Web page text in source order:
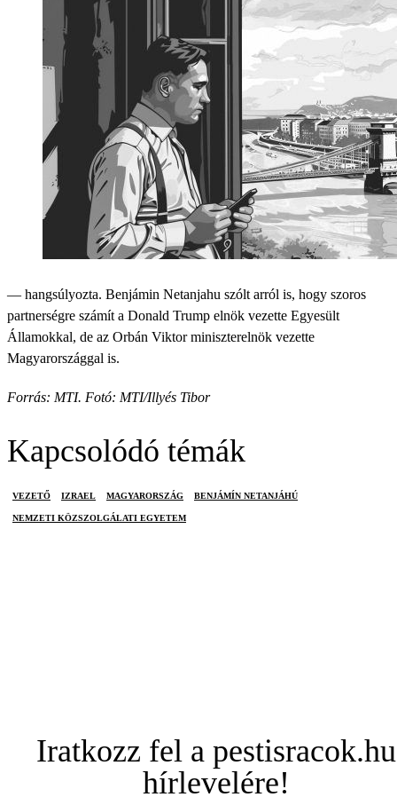
— hangsúlyozta. Benjámin Netanjahu szólt arról is, hogy szoros
partnerségre számít a Donald Trump elnök vezette Egyesült
Államokkal, de az Orbán Viktor miniszterelnök vezette
Magyarországgal is.
Forrás: MTI. Fotó: MTI/Illyés Tibor
Kapcsolódó témák
VEZETŐ IZRAEL MAGYARORSZÁG BENJÁMÍN NETANJÁHÚ
NEMZETI KÖZSZOLGÁLATI EGYETEM
Iratkozz fel a pestisracok.hu
hírlevelére!